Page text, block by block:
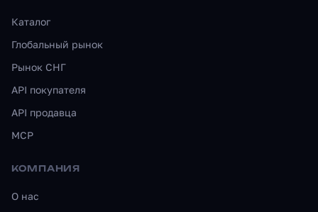
Каталог
Глобальный рынок
Рынок СНГ
API покупателя
API продавца
MCP
КОМПАНИЯ
О нас